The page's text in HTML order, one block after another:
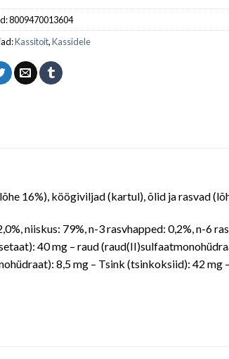
8009470013604
Kassitoit,Kassidele
16%), köögiviljad (kartul), õlid ja rasvad
niiskus: 79%, n-3 rasvhapped: 0,2%, n-6
40 mg – raud
8,5 mg – Tsink (tsinkoksiid): 42 mg